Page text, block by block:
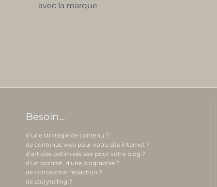
avec la marque
Besoin...
d’une stratégie de contenu ?
de contenus web pour votre site internet ?
d’articles optimisés seo pour votre blog ?
d’un portrait, d’une biographie ?
de conception rédaction ?
de storytelling ?